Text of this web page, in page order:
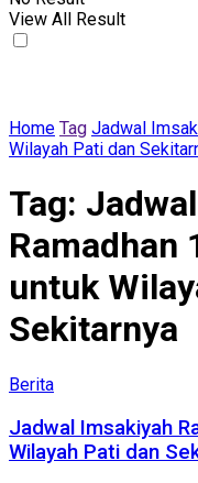
View All Result
Home Tag Jadwal
Wilayah Pati dan
Tag:
Ramadhan
untuk
Sekitarnya
Berita
Jadwal Imsakiyah
Wilayah Pati dan